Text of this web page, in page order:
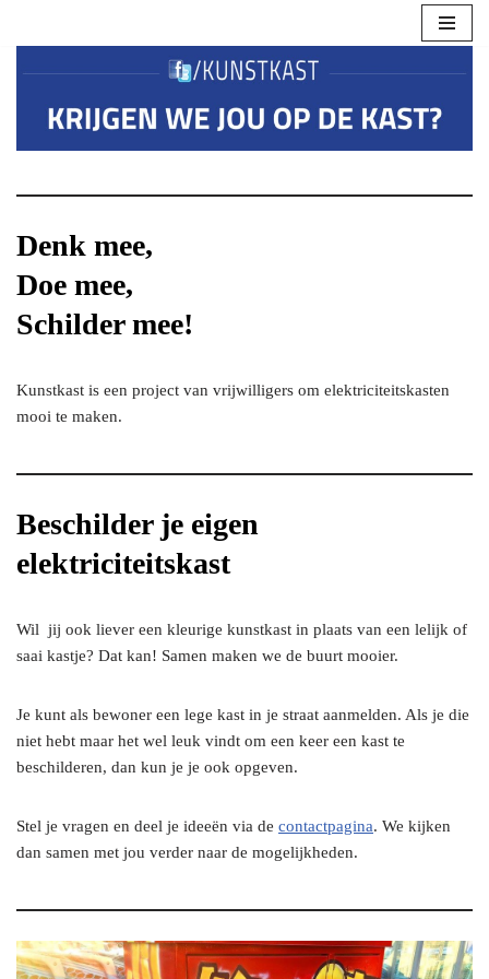
Denk mee,
Doe mee,
Schilder mee!
Kunstkast is een project van vrijwilligers om elektriciteitskasten
mooi te maken.
Beschilder je eigen
elektriciteitskast
Wil jij ook liever een kleurige kunstkast in plaats van een lelijk of
saai kastje? Dat kan! Samen maken we de buurt mooier.
Je kunt als bewoner een lege kast in je straat aanmelden. Als je die
niet hebt maar het wel leuk vindt om een keer een kast te
beschilderen, dan kun je je ook opgeven.
Stel je vragen en deel je ideeën via de contactpagina. We kijken
dan samen met jou verder naar de mogelijkheden.